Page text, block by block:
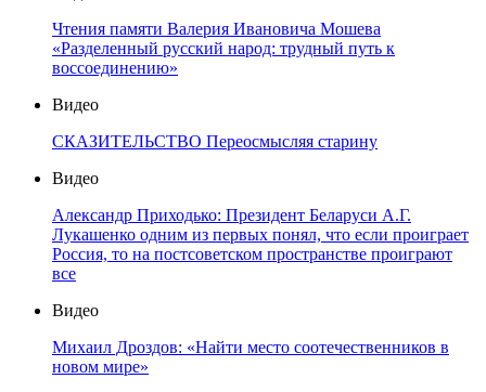
Чтения памяти Валерия Ивановича Мошева
«Разделенный русский народ: трудный путь к
воссоединению»
Видео
СКАЗИТЕЛЬСТВО Переосмысляя старину
Видео
Александр Приходько: Президент Беларуси А.Г.
Лукашенко одним из первых понял, что если проиграет
Россия, то на постсоветском пространстве проиграют
все
Видео
Михаил Дроздов: «Найти место соотечественников в
новом мире»